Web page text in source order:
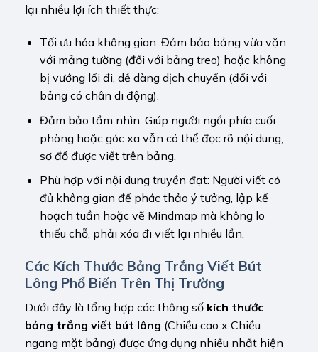
lại nhiều lợi ích thiết thực:
Tối ưu hóa không gian: Đảm bảo bảng vừa vặn
với mảng tường (đối với bảng treo) hoặc không
bị vướng lối đi, dễ dàng dịch chuyển (đối với
bảng có chân di động).
Đảm bảo tầm nhìn: Giúp người ngồi phía cuối
phòng hoặc góc xa vẫn có thể đọc rõ nội dung,
sơ đồ được viết trên bảng.
Phù hợp với nội dung truyền đạt: Người viết có
đủ không gian để phác thảo ý tưởng, lập kế
hoạch tuần hoặc vẽ Mindmap mà không lo
thiếu chỗ, phải xóa đi viết lại nhiều lần.
Các Kích Thước Bảng Trắng Viết Bút
Lông Phổ Biến Trên Thị Trường
Dưới đây là tổng hợp các thông số kích thước
bảng trắng viết bút lông (Chiều cao x Chiều
ngang mặt bảng) được ứng dụng nhiều nhất hiện